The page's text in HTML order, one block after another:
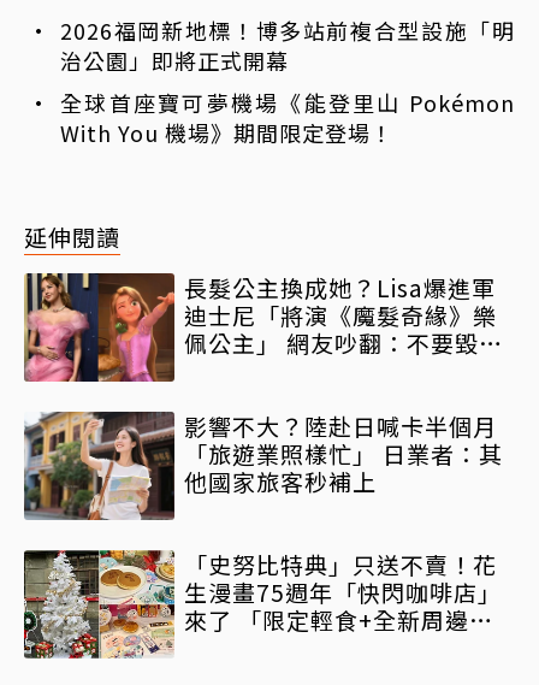
2026福岡新地標！博多站前複合型設施「明
治公園」即將正式開幕
全球首座寶可夢機場《能登里山 Pokémon
With You 機場》期間限定登場！
延伸閱讀
長髮公主換成她？Lisa爆進軍
迪士尼「將演《魔髮奇緣》樂
佩公主」 網友吵翻：不要毀原
影響不大？陸赴日喊卡半個月
「旅遊業照樣忙」 日業者：其
他國家旅客秒補上
「史努比特典」只送不賣！花
生漫畫75週年「快閃咖啡店」
來了 「限定輕食+全新周邊」